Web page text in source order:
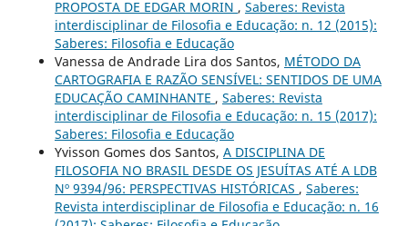
PROPOSTA DE EDGAR MORIN , Saberes: Revista
interdisciplinar de Filosofia e Educação: n. 12 (2015):
Saberes: Filosofia e Educação
Vanessa de Andrade Lira dos Santos, MÉTODO DA
CARTOGRAFIA E RAZÃO SENSÍVEL: SENTIDOS DE UMA
EDUCAÇÃO CAMINHANTE , Saberes: Revista
interdisciplinar de Filosofia e Educação: n. 15 (2017):
Saberes: Filosofia e Educação
Yvisson Gomes dos Santos, A DISCIPLINA DE
FILOSOFIA NO BRASIL DESDE OS JESUÍTAS ATÉ A LDB
Nº 9394/96: PERSPECTIVAS HISTÓRICAS , Saberes:
Revista interdisciplinar de Filosofia e Educação: n. 16